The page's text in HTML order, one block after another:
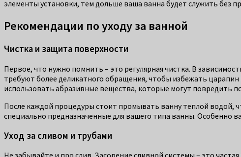
элементы установки, тем дольше ваша ванна будет служить без
Рекомендации по уходу за ванной
Чистка и защита поверхности
Первое, что нужно помнить – это регулярная чистка. В
требуют более деликатного обращения, чтобы избежать
использовать абразивные вещества, которые могут повредить
После каждой процедуры стоит промывать ванну теплой водой,
специально предназначенные для вашего типа ванны. Особенно
Уход за сливом и трубами